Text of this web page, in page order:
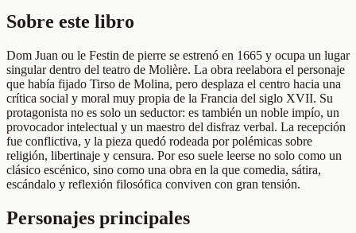
Sobre este libro
Dom Juan ou le Festin de pierre se estrenó en 1665 y ocupa un lugar
singular dentro del teatro de Molière. La obra reelabora el personaje
que había fijado Tirso de Molina, pero desplaza el centro hacia una
crítica social y moral muy propia de la Francia del siglo XVII. Su
protagonista no es solo un seductor: es también un noble impío, un
provocador intelectual y un maestro del disfraz verbal. La recepción
fue conflictiva, y la pieza quedó rodeada por polémicas sobre
religión, libertinaje y censura. Por eso suele leerse no solo como un
clásico escénico, sino como una obra en la que comedia, sátira,
escándalo y reflexión filosófica conviven con gran tensión.
Personajes principales